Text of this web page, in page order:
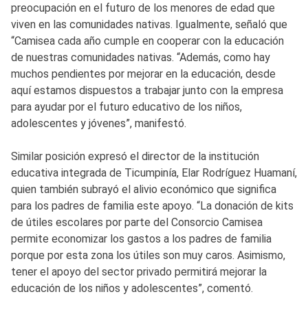
preocupación en el futuro de los menores de edad que
viven en las comunidades nativas. Igualmente, señaló que
“Camisea cada año cumple en cooperar con la educación
de nuestras comunidades nativas. “Además, como hay
muchos pendientes por mejorar en la educación, desde
aquí estamos dispuestos a trabajar junto con la empresa
para ayudar por el futuro educativo de los niños,
adolescentes y jóvenes”, manifestó.
Similar posición expresó el director de la institución
educativa integrada de Ticumpinía, Elar Rodríguez Huamaní,
quien también subrayó el alivio económico que significa
para los padres de familia este apoyo. “La donación de kits
de útiles escolares por parte del Consorcio Camisea
permite economizar los gastos a los padres de familia
porque por esta zona los útiles son muy caros. Asimismo,
tener el apoyo del sector privado permitirá mejorar la
educación de los niños y adolescentes”, comentó.